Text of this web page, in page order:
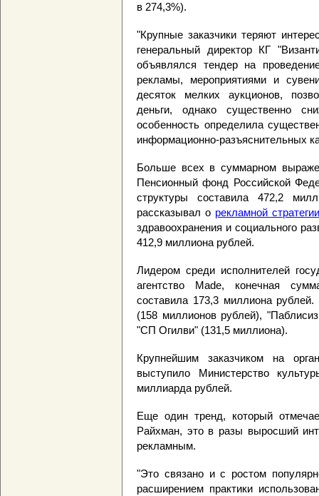
в 274,3%).
"Крупные заказчики теряют
генеральный директор КГ
объявлялся тендер на
рекламы, мероприятиями и
десяток мелких аукционов,
деньги, однако существенно
особенность определила
информационно-разъяснительных
Больше всех в суммарном
Пенсионный фонд Российской
структуры составила 472,2
рассказывал о рекламной
здравоохранения и социального
412,9 миллиона рублей.
Лидером среди исполнителей
агентство Made, конечная
составила 173,3 миллиона
(158 миллионов рублей),
"СП Огилви" (131,5 миллиона).
Крупнейшим заказчиком на
выступило Министерство
миллиарда рублей.
Еще один тренд, который
Райхман, это в разы выросший
рекламным.
"Это связано и с ростом
расширением практики